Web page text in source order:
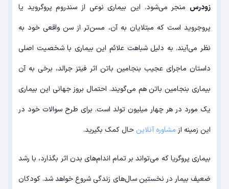
زودرس منجر می‌شود. این بیماری نوعی از سندروم پروگروید یا
پروجروید است که مبتلایان به آن، مسن‌تر از سن واقعی خود به
نظر می‌آیند. به دلیل شباهت علائم این بیماری با شخصیت اصلی
داستان ماجرای عجیب بنجامین باتن اثر فیتز جرالد، برخی به آن
بیماری بنجامین باتن هم می‌گویند. احتمال بروز جهانی این بیماری
یک مورد در هر چهار میلیون تولد است. برای طرح سوالات خود در
این زمینه از مشاوره آنلاین حال کمک بگیرید.
بیماری پروگریا که می‌تواند بر تمام اندام‌های بدن اثر بگذارد، با رشد
ضعیف بیمار در نخستین سال‌های زندگی شروع خواهد شد. کودکان